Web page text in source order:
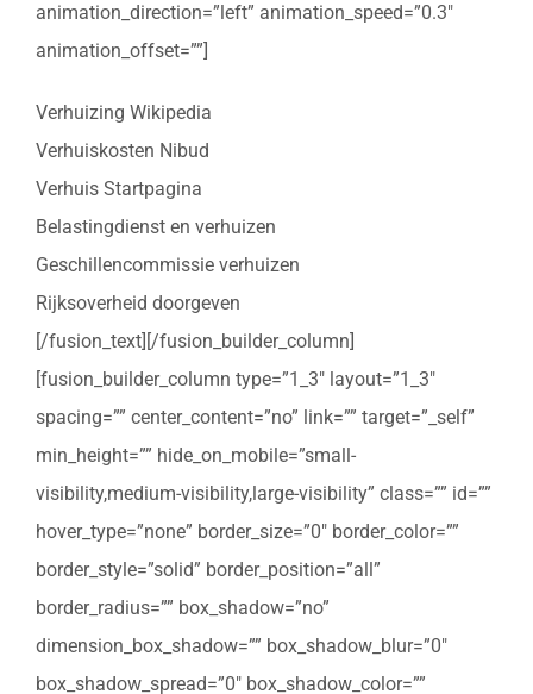
animation_direction=”left” animation_speed=”0.3″
animation_offset=””]
Verhuizing Wikipedia
Verhuiskosten Nibud
Verhuis Startpagina
Belastingdienst en verhuizen
Geschillencommissie verhuizen
Rijksoverheid doorgeven
[/fusion_text][/fusion_builder_column]
[fusion_builder_column type=”1_3″ layout=”1_3″
spacing=”” center_content=”no” link=”” target=”_self”
min_height=”” hide_on_mobile=”small-
visibility,medium-visibility,large-visibility” class=”” id=””
hover_type=”none” border_size=”0″ border_color=””
border_style=”solid” border_position=”all”
border_radius=”” box_shadow=”no”
dimension_box_shadow=”” box_shadow_blur=”0″
box_shadow_spread=”0″ box_shadow_color=””